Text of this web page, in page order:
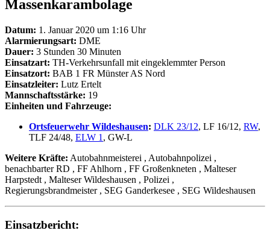
Massenkarambolage
Datum: 1. Januar 2020 um 1:16 Uhr
Alarmierungsart: DME
Dauer: 3 Stunden 30 Minuten
Einsatzart: TH-Verkehrsunfall mit eingeklemmter Person
Einsatzort: BAB 1 FR Münster AS Nord
Einsatzleiter: Lutz Ertelt
Mannschaftsstärke: 19
Einheiten und Fahrzeuge:
Ortsfeuerwehr Wildeshausen: DLK 23/12, LF 16/12, RW,
TLF 24/48, ELW 1 , GW-L
Weitere Kräfte: Autobahnmeisterei , Autobahnpolizei ,
benachbarter RD , FF Ahlhorn , FF Großenkneten , Malteser
Harpstedt , Malteser Wildeshausen , Polizei ,
Regierungsbrandmeister , SEG Ganderkesee , SEG Wildeshausen
Einsatzbericht: